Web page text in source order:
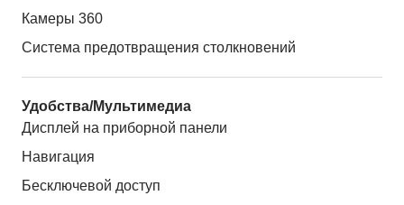
Камеры 360
Система предотвращения столкновений
Удобства/Мультимедиа
Дисплей на приборной панели
Навигация
Бесключевой доступ